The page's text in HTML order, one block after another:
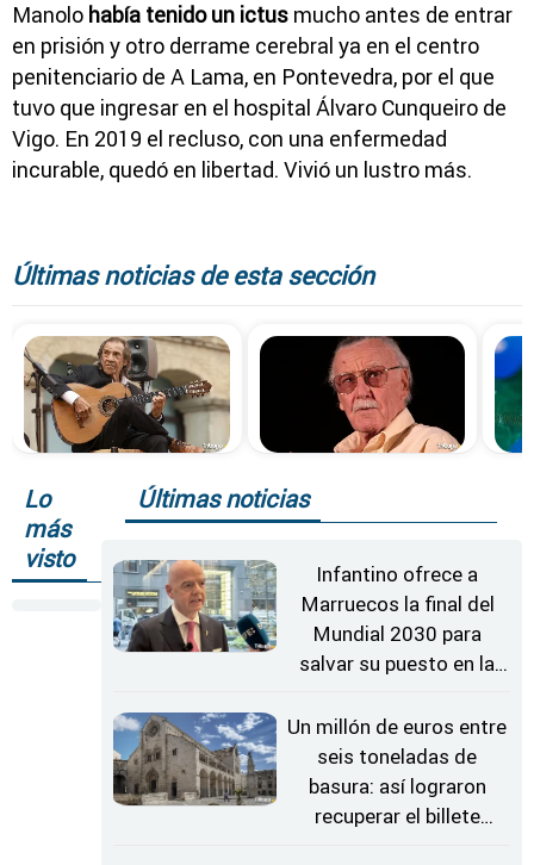
Manolo había tenido un ictus mucho antes de entrar
en prisión y otro derrame cerebral ya en el centro
penitenciario de A Lama, en Pontevedra, por el que
tuvo que ingresar en el hospital Álvaro Cunqueiro de
Vigo. En 2019 el recluso, con una enfermedad
incurable, quedó en libertad. Vivió un lustro más.
Últimas noticias de esta sección
Lo
más
visto
Últimas noticias
Infantino ofrece a
Marruecos la final del
Mundial 2030 para
salvar su puesto en la
Un millón de euros entre
seis toneladas de
basura: así lograron
recuperar el billete